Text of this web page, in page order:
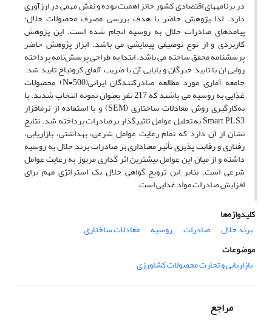
در برنامه‎های اقتصادی کشور حائز اهمیت بوده و نقش مهمی در ارزآوری
دارد. لذا پژوهش حاضر با هدف بررسی مصرف محصولات حلال:
پیامدهای صادرات حلال به روسیه انجام شده است. این پژوهش
کاربردی و از نوع توصیفی پیمایشی می باشد. ابزار پژوهش حاضر
پرسشنامه محقق ساخته می باشد. ابتدا به طراحی پرسش‌نامه پرداخته
روایی ان با تایید خبرگان و پایایی آن با ضریب آلفای کرونباخ تایید شد.
جامعه آماری مورد مطالعه صادرکنندگان ایرانی(N=500) محصولات
غذایی به روسیه می باشند که 217 نفر بعنوان نمونه انتخاب شدند. با
به‌کارگیری روش معادلات ساختاری (SEM) و با استفاده از نرم‎افزار
Smart PLS3 به تحلیل عوامل تاثیرگذار برصادرات پرداخته شد. نتایج
نشان از آن دارد که تمام رعایت عوامل شرعی، بهداشتی، بازاریابی،
رفتاری و رقابت پذیری تأثیر معنا‎داری بر صادرات برند حلال به روسیه
داشته و از میان این عوامل بیشترین اثر گداری مربوز به رعایت عوامل
شرعی است. بنابر این ترویج گواهی حلال یک استراتژی مهم برای
افزایش صادرات مواد غذایی است.
کلیدواژه‌ها
برند حلال
صادرات روسیه
معادلات ساختاری
موضوعات
بازاریابی و تجارت محصولات کشاورزی
مراجع